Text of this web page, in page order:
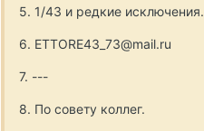
5. 1/43 и редкие исключения.
6. ETTORE43_73@mail.ru
7. ---
8. По совету коллег.